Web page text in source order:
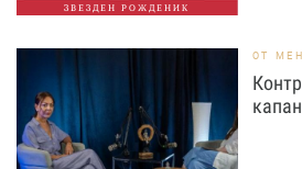
ЗВЕЗДЕН РОЖДЕНИК
ОТ